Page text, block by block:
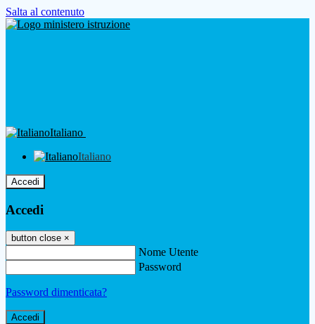
Salta al contenuto
Italiano
Italiano
Accedi
Accedi
button close ×
Nome Utente
Password
Password dimenticata?